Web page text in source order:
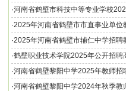
人才公告
·河南省鹤壁市科技中等专业学校
告
·2025年河南省鹤壁市市直事业单位
作公告
·2025年河南省鹤壁市辅仁中学招聘
·鹤壁职业技术学院2025年公开招聘
·河南省鹤壁黎阳中学2025年教师招
·河南省鹤壁黎阳中学2024年秋季教